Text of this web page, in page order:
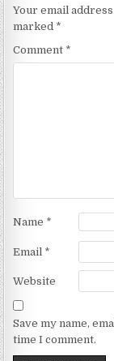
Your email
marked *
Comment *
Name *
Email *
Website
Save my name,
time I comment.